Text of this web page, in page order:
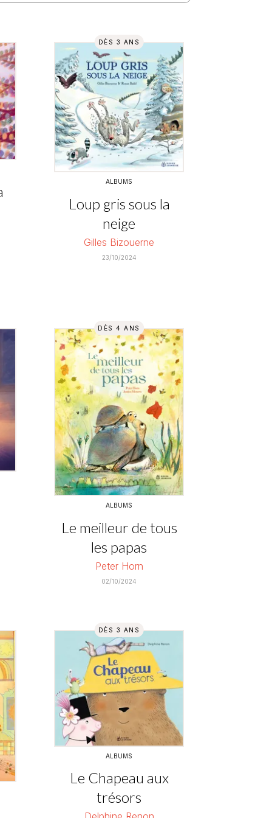
DÈS 3 ANS
ALBUMS
Loup gris sous la
neige
Gilles Bizouerne
23/10/2024
DÈS 4 ANS
ALBUMS
Le meilleur de tous
les papas
Peter Horn
02/10/2024
DÈS 3 ANS
ALBUMS
Le Chapeau aux
trésors